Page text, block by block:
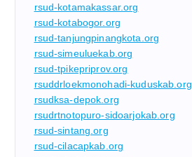
rsud-kotamakassar.org
rsud-kotabogor.org
rsud-tanjungpinangkota.org
rsud-simeuluekab.org
rsud-tpikepriprov.org
rsuddrloekmonohadi-kuduskab.org
rsudksa-depok.org
rsudrtnotopuro-sidoarjokab.org
rsud-sintang.org
rsud-cilacapkab.org